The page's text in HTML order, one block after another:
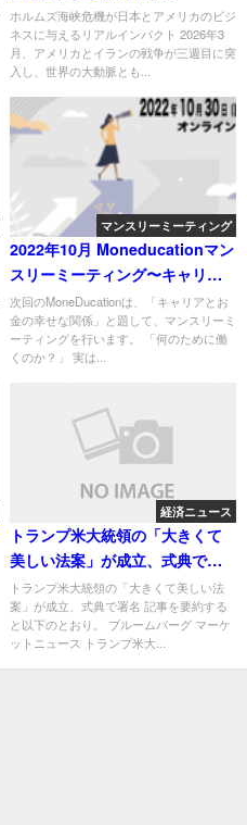
ホルムズ海峡危機が日本とアメリカのビジ
ネスに与えるリアルインパクト 2026年3
月、アメリカとイランの戦争が三週目に突
入し、世界の大動脈とも...
マンスリーミーティング
2022年10月 Moneducationマン
スリーミーティング〜キャリア
とお金の幸せな関係〜
次回のMoneDucationは、「キャリアとお
金の幸せな関係」と題して、マンスリーミ
ーティングを行います。 「何のために働
くのか？」 実は...
経済ニュース
トランプ米大統領の「大きくて
美しい法案」が成立、式典で署
名
トランプ米大統領の「大きくて美しい法
案」が成立、式典で署名 記事を要約する
と以下のとおり。 ブルームバーグ マーケ
ットニュース トランプ米大...